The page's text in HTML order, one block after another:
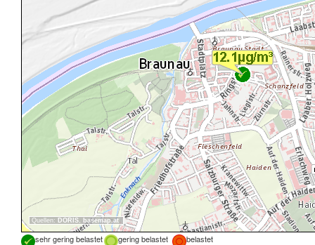
Quellen: DORIS, basemap.at
sehr gering belastet gering belastet
belastet